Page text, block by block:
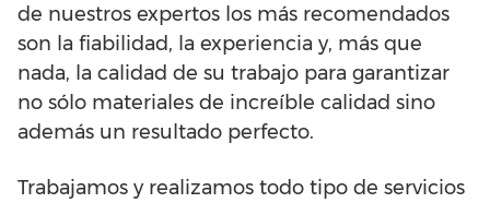
de nuestros expertos los más recomendados
son la fiabilidad, la experiencia y, más que
nada, la calidad de su trabajo para garantizar
no sólo materiales de increíble calidad sino
además un resultado perfecto.
Trabajamos y realizamos todo tipo de servicios